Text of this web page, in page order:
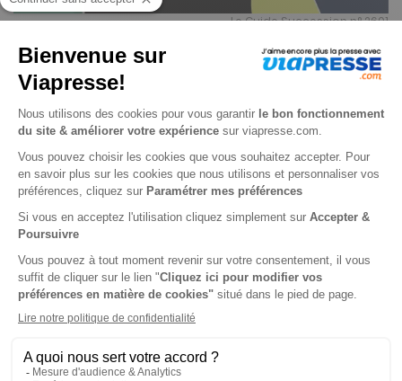
Le Guide Succession n° 2601
Je choisis un support
Je choisis une durée
N° en cours
1 n° • Digital
4€99
Tarif France métropolitaine